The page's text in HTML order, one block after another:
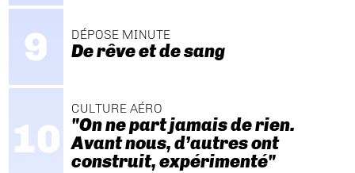
DÉPOSE MINUTE
De rêve et de sang
CULTURE AÉRO
"On ne part jamais de rien.
Avant nous, d’autres ont
construit, expérimenté"